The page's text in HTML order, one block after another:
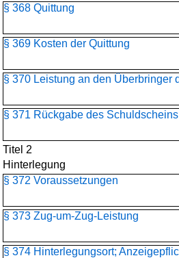
§ 368 Quittung
§ 369 Kosten der Quittung
§ 370 Leistung an den Überbringer
§ 371 Rückgabe des Schuldscheins
Titel 2
Hinterlegung
§ 372 Voraussetzungen
§ 373 Zug-um-Zug-Leistung
§ 374 Hinterlegungsort;